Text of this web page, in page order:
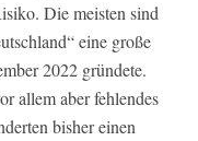
Die meisten sind
eine große
2022 gründete.
allem aber fehlendes
bisher einen